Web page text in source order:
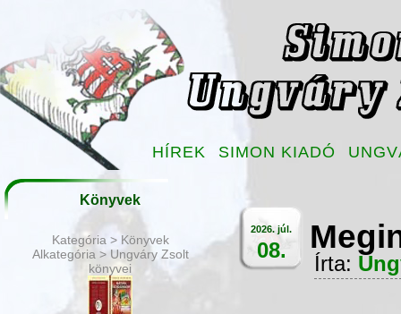
HÍREK SIMON KIADÓ
Könyvek
Kategória > Könyvek
Alkategória > Ungváry Zsolt
könyvei
2026. júl.
08.
Írta: